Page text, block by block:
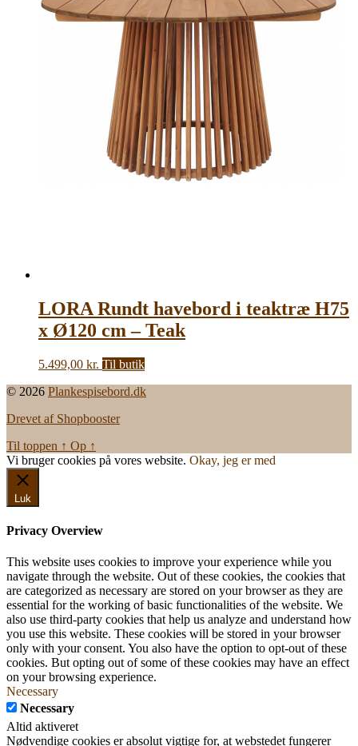
LORA Rundt havebord i teaktræ H75
x Ø120 cm – Teak
5.499,00 kr. Til butik
© 2026 Plankespisebord.dk
Drevet af Shopbooster
Til toppen ↑ Op ↑
Vi bruger cookies på vores website. Okay, jeg er med
Luk
Privacy Overview
This website uses cookies to improve your experience while you
navigate through the website. Out of these cookies, the cookies that
are categorized as necessary are stored on your browser as they are
essential for the working of basic functionalities of the website. We
also use third-party cookies that help us analyze and understand how
you use this website. These cookies will be stored in your browser
only with your consent. You also have the option to opt-out of these
cookies. But opting out of some of these cookies may have an effect
on your browsing experience.
Necessary
Necessary
Altid aktiveret
Nødvendige cookies er absolut vigtige for, at webstedet fungerer